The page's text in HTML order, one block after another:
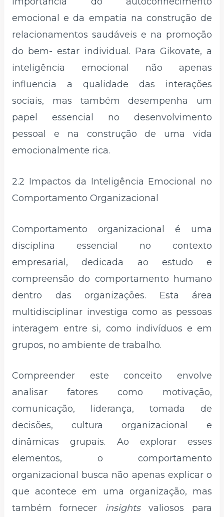
emocional e da empatia na construção de
relacionamentos saudáveis e na promoção
do bem- estar individual. Para Gikovate, a
inteligência emocional não apenas
influencia a qualidade das interações
sociais, mas também desempenha um
papel essencial no desenvolvimento
pessoal e na construção de uma vida
emocionalmente rica.
2.2 Impactos da Inteligência Emocional no
Comportamento Organizacional
Comportamento organizacional é uma
disciplina essencial no contexto
empresarial, dedicada ao estudo e
compreensão do comportamento humano
dentro das organizações. Esta área
multidisciplinar investiga como as pessoas
interagem entre si, como indivíduos e em
grupos, no ambiente de trabalho.
Compreender este conceito envolve
analisar fatores como motivação,
comunicação, liderança, tomada de
decisões, cultura organizacional e
dinâmicas grupais. Ao explorar esses
elementos, o comportamento
organizacional busca não apenas explicar o
que acontece em uma organização, mas
também fornecer insights valiosos para